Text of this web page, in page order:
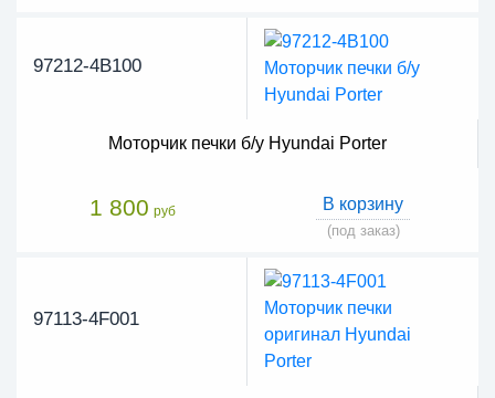
97212-4B100
Моторчик печки б/у Hyundai Porter
1 800 руб В корзину
(под заказ)
97113-4F001